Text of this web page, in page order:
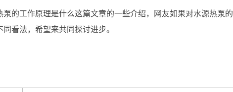
泵的工作原理是什么这篇文章的一些介绍，网友如果对水源热泵的
看法，希望来共同探讨进步。